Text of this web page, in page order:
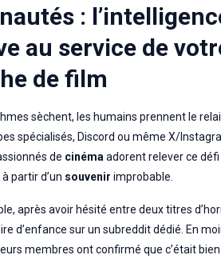
:
au service de
de film
sèchent, les humains prennent le
spécialisés, Discord ou même X/
de cinéma adorent relever ce défi
à partir d’un souvenir improbable.
après avoir hésité entre deux titres
d’enfance sur un subreddit dédié. En
membres ont confirmé que c’était bien